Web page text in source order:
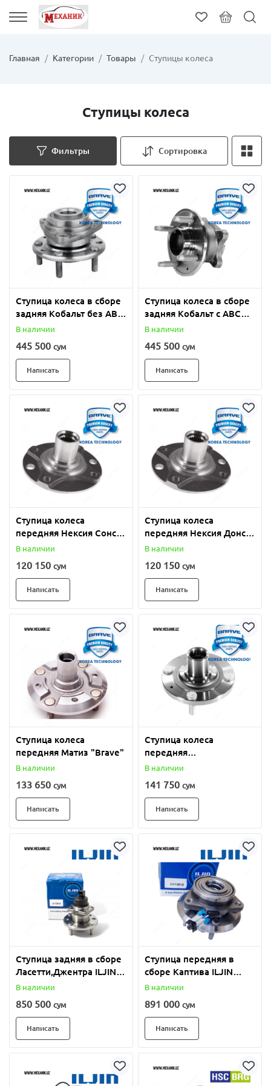
Главная Категории Товары Ступицы колеса
Ступицы колеса
Фильтры Сортировка
Ступица колеса в сборе
задняя Кобальт без ABC
"Brave"
В наличии
445 500 сум
Написать
Ступица колеса в сборе
задняя Кобальт с ABC
"Brave"
В наличии
445 500 сум
Написать
Ступица колеса
передняя Нексия Сонс
"Brave"
В наличии
120 150 сум
Написать
Ступица колеса
передняя Нексия Донс
"Brave"
В наличии
120 150 сум
Написать
Ступица колеса
передняя Матиз "Brave"
В наличии
133 650 сум
Написать
Ступица колеса
передняя
Ласетти,Джентра
В наличии
141 750 сум
Написать
Ступица задняя в сборе
Ласетти,Джентра ILJIN
(Ю.Корея)
В наличии
850 500 сум
Написать
Ступица передняя в
сборе Каптива ILJIN
(Ю.Корея)
В наличии
891 000 сум
Написать